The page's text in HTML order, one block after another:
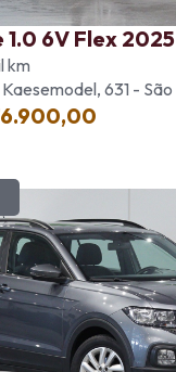
6V Flex 2025
km
631 -